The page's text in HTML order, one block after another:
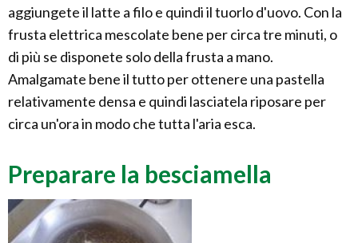
aggiungete il latte a filo e quindi il tuorlo d'uovo. Con la
frusta elettrica mescolate bene per circa tre minuti, o
di più se disponete solo della frusta a mano.
Amalgamate bene il tutto per ottenere una pastella
relativamente densa e quindi lasciatela riposare per
circa un'ora in modo che tutta l'aria esca.
Preparare la besciamella